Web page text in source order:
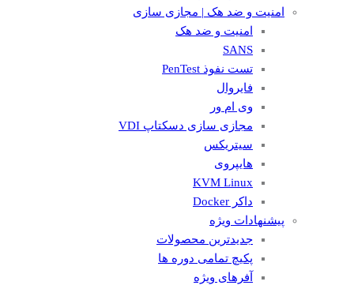
امنیت و ضد هک | مجازی سازی
امنیت و ضد هک
SANS
تست نفوذ PenTest
فایروال
وی ام ور
مجازی سازی دسکتاپ VDI
سیتریکس
هایپروی
KVM Linux
داکر Docker
پیشنهادات ویژه
جدیدترین محصولات
پکیچ تمامی دوره ها
آفرهای ویژه